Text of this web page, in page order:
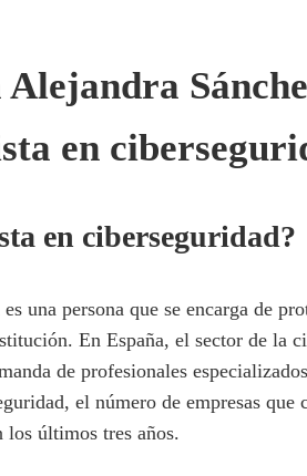
en
en ciberseguridad?
una persona que se encarga de
En España, el sector de la
de profesionales
el número de empresas que
los últimos tres años.